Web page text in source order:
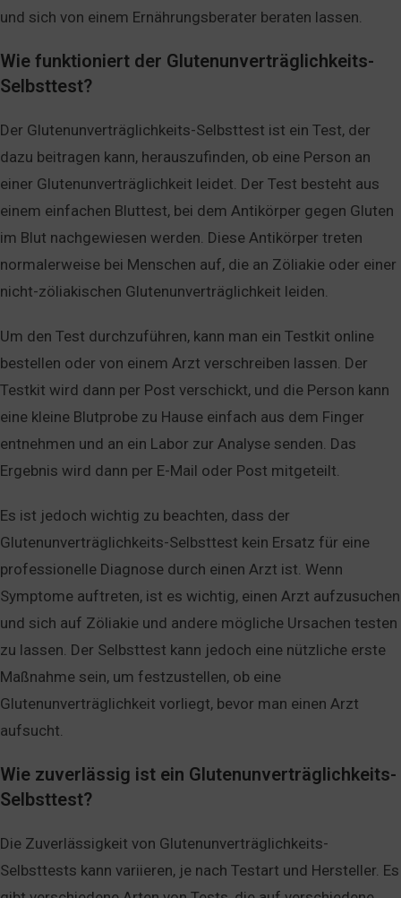
und sich von einem Ernährungsberater beraten lassen.
Wie funktioniert der Glutenunverträglichkeits-
Selbsttest?
Der Glutenunverträglichkeits-Selbsttest ist ein Test, der
dazu beitragen kann, herauszufinden, ob eine Person an
einer Glutenunverträglichkeit leidet. Der Test besteht aus
einem einfachen Bluttest, bei dem Antikörper gegen Gluten
im Blut nachgewiesen werden. Diese Antikörper treten
normalerweise bei Menschen auf, die an Zöliakie oder einer
nicht-zöliakischen Glutenunverträglichkeit leiden.
Um den Test durchzuführen, kann man ein Testkit online
bestellen oder von einem Arzt verschreiben lassen. Der
Testkit wird dann per Post verschickt, und die Person kann
eine kleine Blutprobe zu Hause einfach aus dem Finger
entnehmen und an ein Labor zur Analyse senden. Das
Ergebnis wird dann per E-Mail oder Post mitgeteilt.
Es ist jedoch wichtig zu beachten, dass der
Glutenunverträglichkeits-Selbsttest kein Ersatz für eine
professionelle Diagnose durch einen Arzt ist. Wenn
Symptome auftreten, ist es wichtig, einen Arzt aufzusuchen
und sich auf Zöliakie und andere mögliche Ursachen testen
zu lassen. Der Selbsttest kann jedoch eine nützliche erste
Maßnahme sein, um festzustellen, ob eine
Glutenunverträglichkeit vorliegt, bevor man einen Arzt
aufsucht.
Wie zuverlässig ist ein Glutenunverträglichkeits-
Selbsttest?
Die Zuverlässigkeit von Glutenunverträglichkeits-
Selbsttests kann variieren, je nach Testart und Hersteller. Es